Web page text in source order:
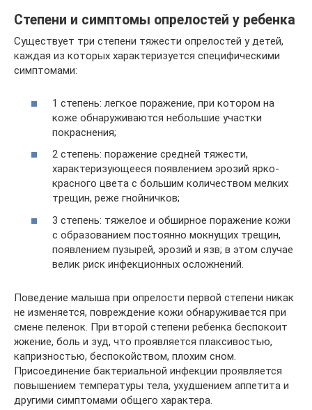
Степени и симптомы опрелостей у ребенка
Существует три степени тяжести опрелостей у детей,
каждая из которых характеризуется специфическими
симптомами:
1 степень: легкое поражение, при котором на
коже обнаруживаются небольшие участки
покраснения;
2 степень: поражение средней тяжести,
характеризующееся появлением эрозий ярко-
красного цвета с большим количеством мелких
трещин, реже гнойничков;
3 степень: тяжелое и обширное поражение кожи
с образованием постоянно мокнущих трещин,
появлением пузырей, эрозий и язв; в этом случае
велик риск инфекционных осложнений.
Поведение малыша при опрелости первой степени никак
не изменяется, повреждение кожи обнаруживается при
смене пеленок. При второй степени ребенка беспокоит
жжение, боль и зуд, что проявляется плаксивостью,
капризностью, беспокойством, плохим сном.
Присоединение бактериальной инфекции проявляется
повышением температуры тела, ухудшением аппетита и
другими симптомами общего характера.